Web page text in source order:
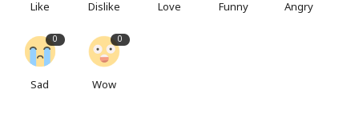
Like Dislike Love Funny Angry
0
Sad
0
Wow